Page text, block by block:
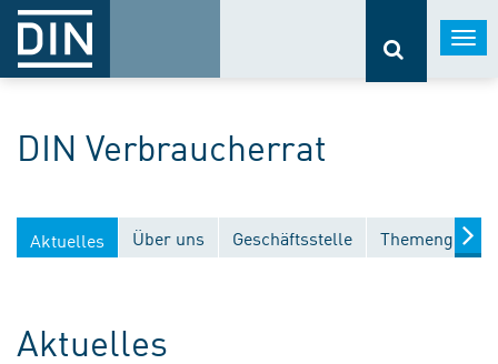
DIN Verbraucherrat
Aktuelles Über uns Geschäftsstelle
Aktuelles